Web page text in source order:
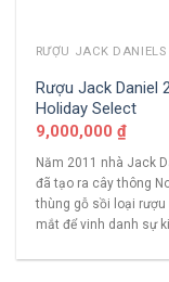
RƯỢU JACK DANIELS
Rượu Jack Daniel
Holiday Select
9,000,000 ₫
Năm 2011 nhà Jack
đã tạo ra cây thông
thùng gỗ sồi loại rượu
mắt để vinh danh sự